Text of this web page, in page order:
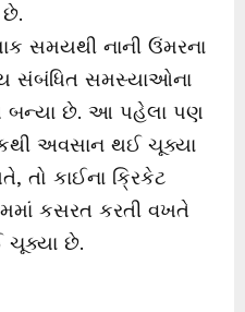
છે.
સમયથી નાની ઉંમરના
સંબંધિત સમસ્યાઓના
બન્યા છે. આ પહેલા પણ
અવસાન થઈ ચૂક્યા
તો કાઈના ક્રિકેટ
કસરત કરતી વખતે
ચૂક્યા છે.